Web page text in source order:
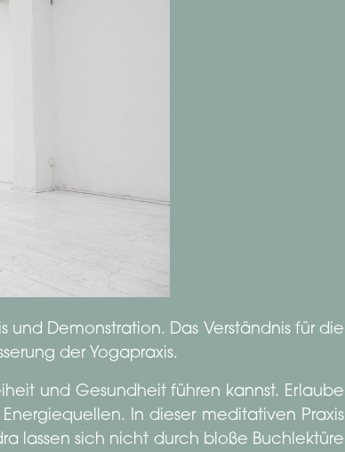
Demonstration. Das Verständnis für die
der Yogapraxis.
und Gesundheit führen kannst. Erlaube
In dieser meditativen Praxis
lassen sich nicht durch bloße Buchlektüre